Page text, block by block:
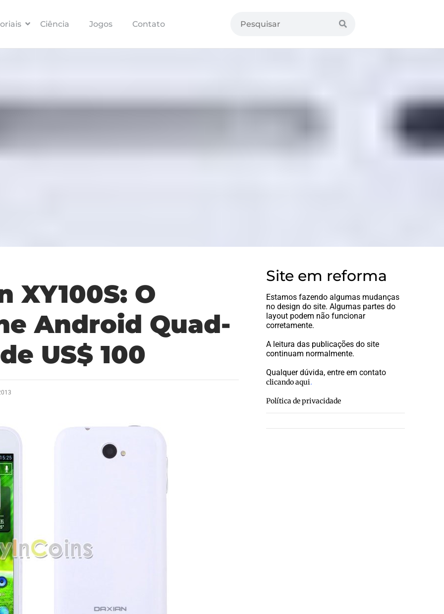
Ciência Jogos Contato
XY100S: O
Android Quad-
US$ 100
Site em reforma
Estamos fazendo algumas mudanças
no design do site. Algumas partes do
layout podem não funcionar
corretamente.
A leitura das publicações do site
continuam normalmente.
Qualquer dúvida, entre em contato
clicando aqui.
Política de privacidade